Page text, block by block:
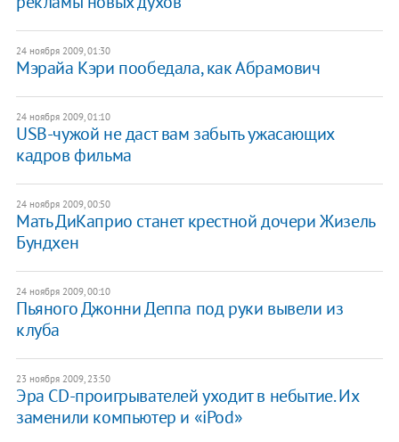
24 ноября 2009, 01:30
Мэрайа Кэри пообедала, как Абрамович
24 ноября 2009, 01:10
USB-чужой не даст вам забыть ужасающих
кадров фильма
24 ноября 2009, 00:50
Мать ДиКаприо станет крестной дочери Жизель
Бундхен
24 ноября 2009, 00:10
Пьяного Джонни Деппа под руки вывели из
клуба
23 ноября 2009, 23:50
Эра СD-проигрывателей уходит в небытие. Их
заменили компьютер и «iPod»